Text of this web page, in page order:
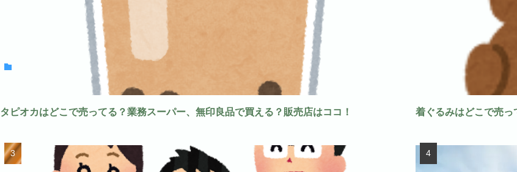
タピオカはどこで売ってる？業務スーパー、無印良品で買える？販売店はココ！ 着ぐるみはどこで売っ